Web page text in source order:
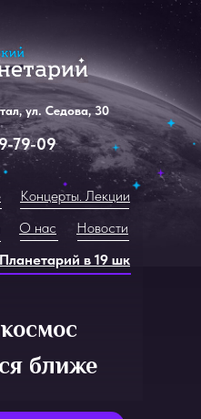
79-09
ул. Седова, 30
ближе
Планетарий в 19 шк
Концерты. Лекции
О нас
Новости